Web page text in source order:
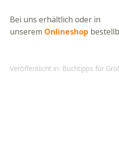
Bei uns erhältlich oder in
unserem Onlineshop
Veröffentlicht in: Buchtipps für